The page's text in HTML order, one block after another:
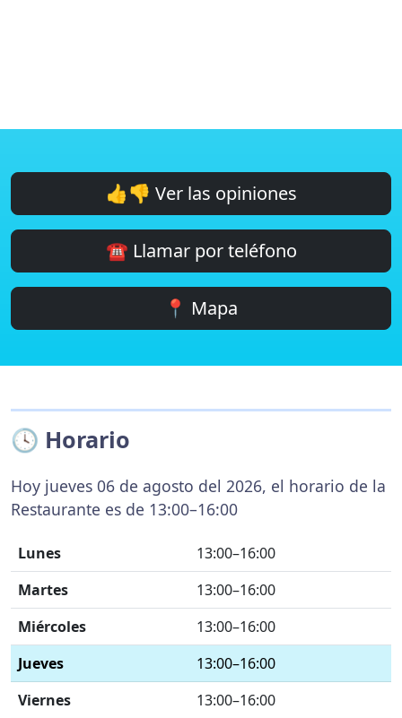
👍👎 Ver las opiniones
☎️ Llamar por teléfono
📍 Mapa
🕓 Horario
Hoy jueves 06 de agosto del 2026, el horario de la
Restaurante es de 13:00–16:00
Lunes
13:00–16:00
Martes
13:00–16:00
Miércoles
13:00–16:00
Jueves
13:00–16:00
Viernes
13:00–16:00